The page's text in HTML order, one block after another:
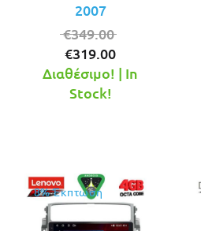
2007
€349.00
was:
€319.00
τρέχουσα
Διαθέσιμο! | In
Stock!
8% Έκπτωση